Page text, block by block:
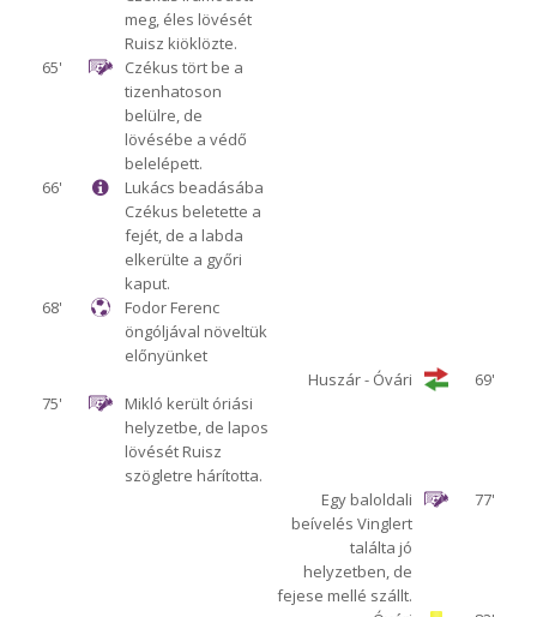
meg, éles lövését
Ruisz kiöklözte.
65'
Czékus tört be a
tizenhatoson
belülre, de
lövésébe a védő
belelépett.
66'
Lukács beadásába
Czékus beletette a
fejét, de a labda
elkerülte a győri
kaput.
68'
Fodor Ferenc
öngóljával növeltük
előnyünket
69'
Huszár - Óvári
75'
Mikló került óriási
helyzetbe, de lapos
lövését Ruisz
szögletre hárította.
77'
Egy baloldali
beívelés Vinglert
találta jó
helyzetben, de
fejese mellé szállt.